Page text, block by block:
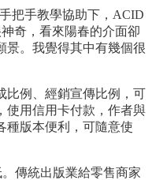
把手教學協助下，ACID
奇，看來陽春的介面卻
景。我覺得其中有幾個很
比例、經銷宣傳比例，可
使用信用卡付款，作者與
種版本便利，可隨意使
傳統出版業給零售商家